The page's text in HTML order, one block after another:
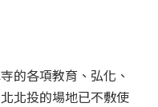
各項教育、弘化、
北投的場地已不敷使